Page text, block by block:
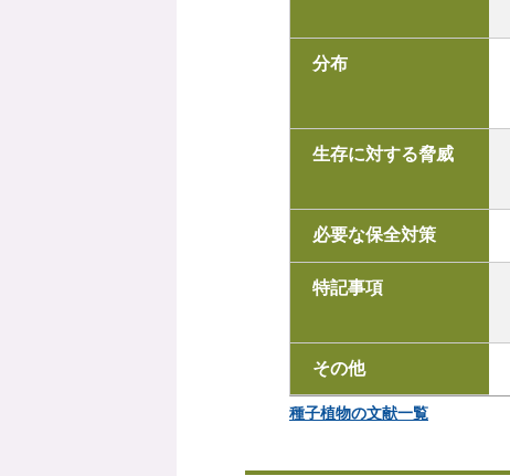
分布
生存に対する脅威
必要な保全対策
特記事項
その他
種子植物の文献一覧